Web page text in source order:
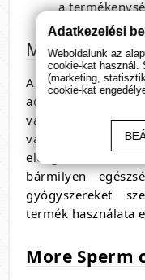
a
More Sperm
A cseppeket
adagolás szerint.
vagy
vagy közben.
elengedhetetlen
bármilyen
gyógyszereket
termék használata
More Sperm
Adatkezelési
Weboldalunk az
cookie-kat használ.
(marketing,
cookie-kat